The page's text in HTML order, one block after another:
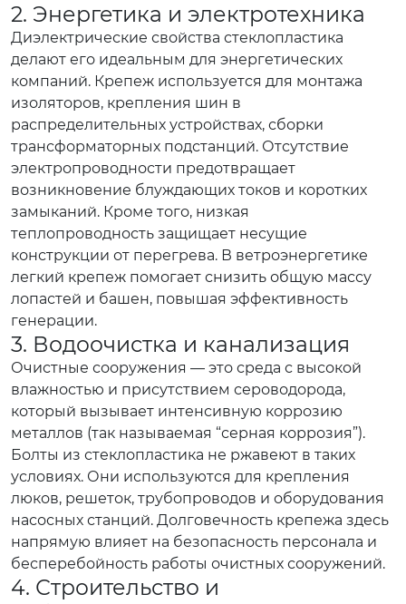
2. Энергетика и электротехника
Диэлектрические свойства стеклопластика
делают его идеальным для энергетических
компаний. Крепеж используется для монтажа
изоляторов, крепления шин в
распределительных устройствах, сборки
трансформаторных подстанций. Отсутствие
электропроводности предотвращает
возникновение блуждающих токов и коротких
замыканий. Кроме того, низкая
теплопроводность защищает несущие
конструкции от перегрева. В ветроэнергетике
легкий крепеж помогает снизить общую массу
лопастей и башен, повышая эффективность
генерации.
3. Водоочистка и канализация
Очистные сооружения — это среда с высокой
влажностью и присутствием сероводорода,
который вызывает интенсивную коррозию
металлов (так называемая “серная коррозия”).
Болты из стеклопластика не ржавеют в таких
условиях. Они используются для крепления
люков, решеток, трубопроводов и оборудования
насосных станций. Долговечность крепежа здесь
напрямую влияет на безопасность персонала и
бесперебойность работы очистных сооружений.
4. Строительство и